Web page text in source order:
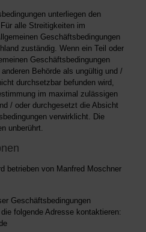
unterliegen den
alle Streitigkeiten im
Geschäftsbedingungen
zuständig. Wenn ein Teil oder
Geschäftsbedingungen
Behörde als ungültig und /
durchsetzbar befunden wird,
im maximal zulässigen
/ oder durchgesetzt die Absicht
verwirklicht. Die
unberührt.
betrieben von Manfred Moschner
Geschäftsbedingungen
folgende Adresse kontaktieren: